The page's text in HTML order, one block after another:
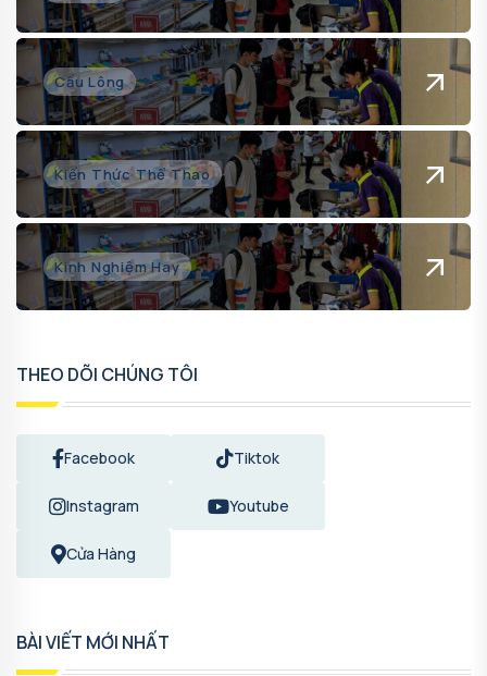
Cầu Lông
Kiến Thức Thể Thao
Kinh Nghiệm Hay
THEO DÕI CHÚNG TÔI
Facebook Tiktok
Instagram Youtube
Cửa Hàng
BÀI VIẾT MỚI NHẤT